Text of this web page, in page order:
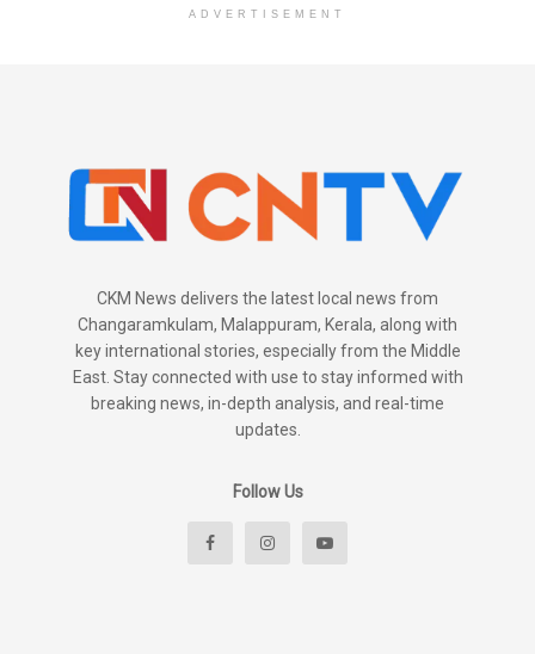
ADVERTISEMENT
CKM News delivers the latest local news from
Changaramkulam, Malappuram, Kerala, along with
key international stories, especially from the Middle
East. Stay connected with use to stay informed with
breaking news, in-depth analysis, and real-time
updates.
Follow Us